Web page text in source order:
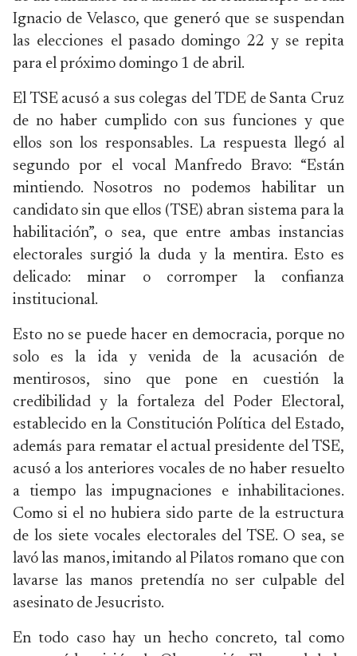
Ignacio de Velasco, que generó que se suspendan
las elecciones el pasado domingo 22 y se repita
para el próximo domingo 1 de abril.
El TSE acusó a sus colegas del TDE de Santa Cruz
de no haber cumplido con sus funciones y que
ellos son los responsables. La respuesta llegó al
segundo por el vocal Manfredo Bravo: “Están
mintiendo. Nosotros no podemos habilitar un
candidato sin que ellos (TSE) abran sistema para la
habilitación”, o sea, que entre ambas instancias
electorales surgió la duda y la mentira. Esto es
delicado: minar o corromper la confianza
institucional.
Esto no se puede hacer en democracia, porque no
solo es la ida y venida de la acusación de
mentirosos, sino que pone en cuestión la
credibilidad y la fortaleza del Poder Electoral,
establecido en la Constitución Política del Estado,
además para rematar el actual presidente del TSE,
acusó a los anteriores vocales de no haber resuelto
a tiempo las impugnaciones e inhabilitaciones.
Como si el no hubiera sido parte de la estructura
de los siete vocales electorales del TSE. O sea, se
lavó las manos, imitando al Pilatos romano que con
lavarse las manos pretendía no ser culpable del
asesinato de Jesucristo.
En todo caso hay un hecho concreto, tal como